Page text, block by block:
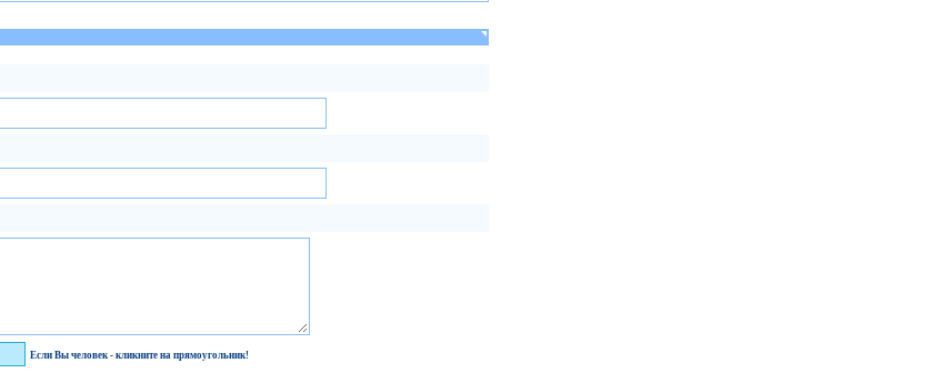
Если Вы человек - кликните на прямоугольник!